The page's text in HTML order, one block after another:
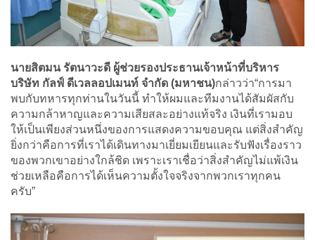
นายสิตมน รัตนาวะดี ผู้ช่วยรองประธานเจ้าหน้าที่บริหาร
บริษัท กัลฟ์ ดีเวลลอปเมนท์ จำกัด (มหาชน)กล่าวว่า“การมา
พบกับทหารทุกท่านในวันนี้ ทำให้ผมและทีมงานได้สัมผัสกับ
ความกล้าหาญและความเสียสละอย่างแท้จริง เงินที่เรามอบ
ให้เป็นเพียงส่วนหนึ่งของการแสดงความขอบคุณ แต่สิ่งสำคัญ
ยิ่งกว่าคือการที่เราได้เดินทางมาเยี่ยมเยียนและรับฟังเรื่องราว
ของพวกเขาอย่างใกล้ชิด เพราะเราเชื่อว่าสิ่งสำคัญไม่แพ้เงิน
ช่วยเหลือคือการได้เห็นความตั้งใจจริงจากพวกเราทุกคน
ครับ”